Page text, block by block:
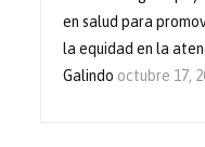
en salud para
la equidad en la
Galindo octubre 17,